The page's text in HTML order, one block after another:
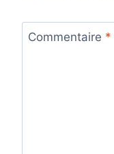
Commentaire *